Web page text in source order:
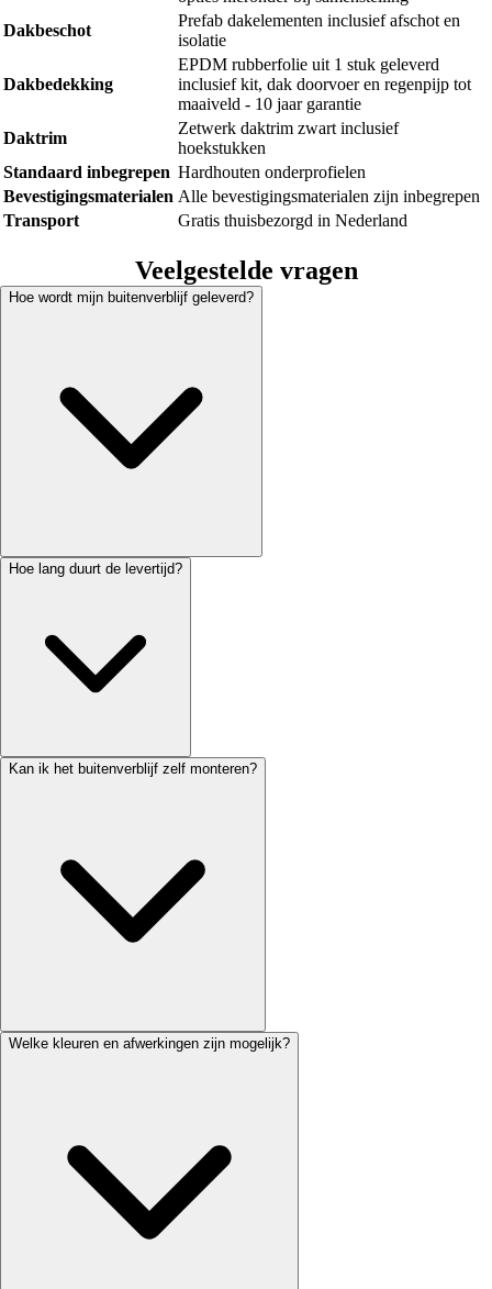
Dakbeschot
Prefab dakelementen inclusief afschot en
isolatie
Dakbedekking
EPDM rubberfolie uit 1 stuk geleverd
inclusief kit, dak doorvoer en regenpijp tot
maaiveld - 10 jaar garantie
Daktrim
Zetwerk daktrim zwart inclusief
hoekstukken
Standaard inbegrepen Hardhouten onderprofielen
Bevestigingsmaterialen Alle bevestigingsmaterialen zijn inbegrepen
Transport
Gratis thuisbezorgd in Nederland
Veelgestelde vragen
Hoe wordt mijn buitenverblijf geleverd?
Hoe lang duurt de levertijd?
Kan ik het buitenverblijf zelf monteren?
Welke kleuren en afwerkingen zijn mogelijk?